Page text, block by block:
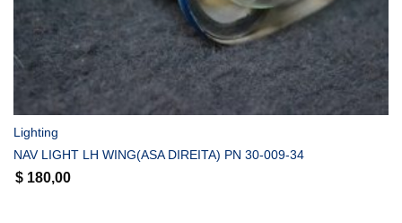
COMPRAR
Lighting
NAV LIGHT LH WING(ASA DIREITA) PN 30-009-34
$ 180,00